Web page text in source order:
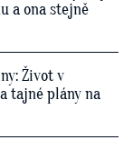
a ona stejně
Život v
tajné plány na